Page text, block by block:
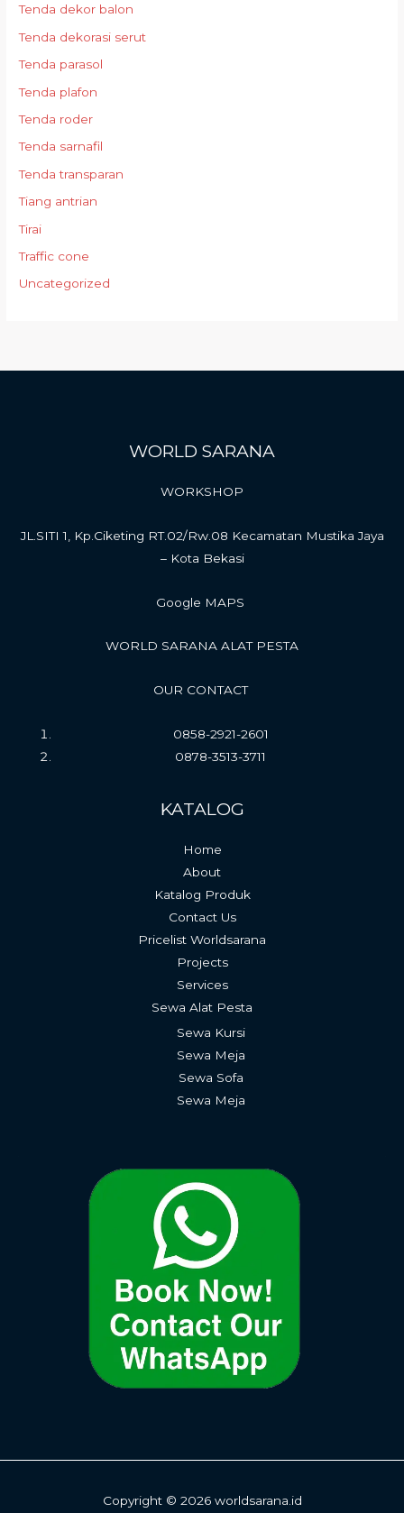
Tenda dekor balon
Tenda dekorasi serut
Tenda parasol
Tenda plafon
Tenda roder
Tenda sarnafil
Tenda transparan
Tiang antrian
Tirai
Traffic cone
Uncategorized
WORLD SARANA
WORKSHOP
JL.SITI 1, Kp.Ciketing RT.02/Rw.08 Kecamatan Mustika Jaya
– Kota Bekasi
Google MAPS
WORLD SARANA ALAT PESTA
OUR CONTACT
0858-2921-2601
0878-3513-3711
KATALOG
Home
About
Katalog Produk
Contact Us
Pricelist Worldsarana
Projects
Services
Sewa Alat Pesta
Sewa Kursi
Sewa Meja
Sewa Sofa
Sewa Meja
Copyright © 2026 worldsarana.id